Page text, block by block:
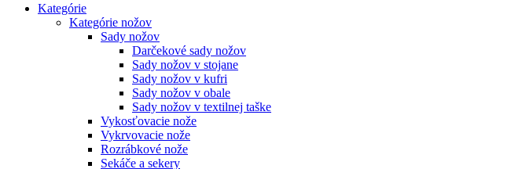
Kategórie
Kategórie nožov
Sady nožov
Darčekové sady nožov
Sady nožov v stojane
Sady nožov v kufri
Sady nožov v obale
Sady nožov v textilnej taške
Vykosťovacie nože
Vykrvovacie nože
Rozrábkové nože
Sekáče a sekery